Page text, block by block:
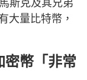
斯克及其兄弟
大量比特幣，
密幣「非常